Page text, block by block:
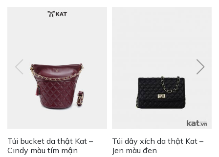
Bên cạnh phiên bản màu nâu cổ điển, Jen Mini còn có các
màu khác như hồng ngọt ngào, đen huyền bí, be tinh tế,
tím mận sang trọng, xanh navy cổ điển… mỗi màu sắc
mang đến một phong cách riêng biệt, đáp ứng sở thích đa
dạng của mọi quý cô.
Túi bucket da thật Kat –
Cindy màu tím mận
Túi dây xích da thật Kat –
Jen màu đen